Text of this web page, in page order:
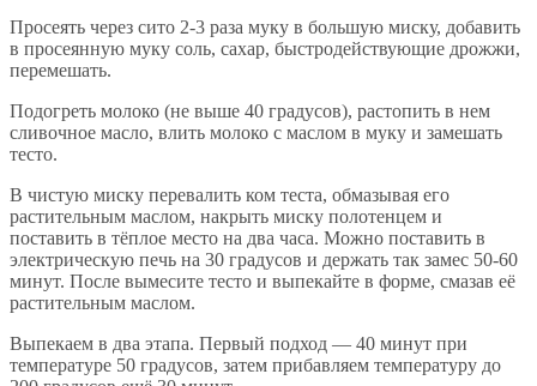
Просеять через сито 2-3 раза муку в большую миску, добавить
в просеянную муку соль, сахар, быстродействующие дрожжи,
перемешать.
Подогреть молоко (не выше 40 градусов), растопить в нем
сливочное масло, влить молоко с маслом в муку и замешать
тесто.
В чистую миску перевалить ком теста, обмазывая его
растительным маслом, накрыть миску полотенцем и
поставить в тёплое место на два часа. Можно поставить в
электрическую печь на 30 градусов и держать так замес 50-60
минут. После вымесите тесто и выпекайте в форме, смазав её
растительным маслом.
Выпекаем в два этапа. Первый подход — 40 минут при
температуре 50 градусов, затем прибавляем температуру до